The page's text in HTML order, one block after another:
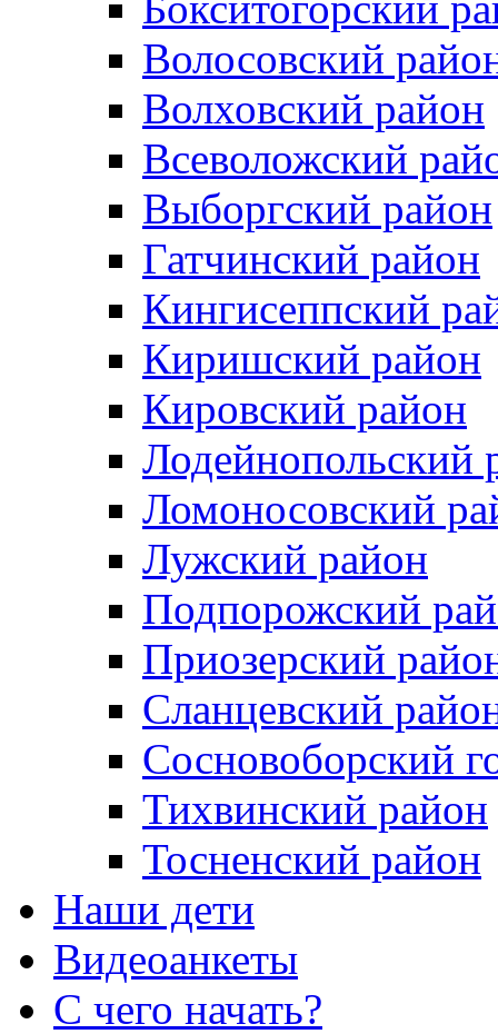
Волосовский
Волховский район
Всеволожский
Выборгский район
Гатчинский район
Кингисеппский
Киришский район
Кировский район
Лодейнопольский
Ломоносовский
Лужский район
Подпорожский
Приозерский
Сланцевский
Сосновоборский
Тихвинский район
Тосненcкий район
Наши дети
Видеоанкеты
С чего начать?